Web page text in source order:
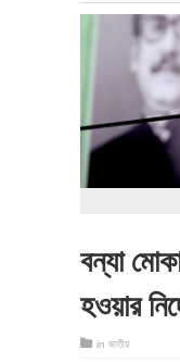
বন্যা
হওয়ার
in জাতীয়